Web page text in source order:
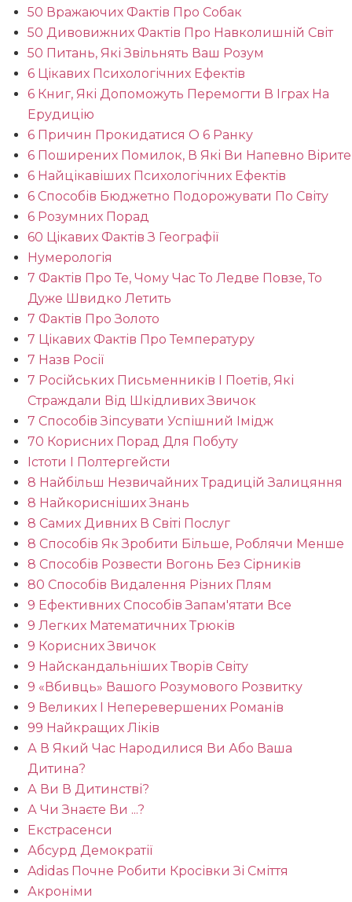
50 Вражаючих Фактів Про Собак
50 Дивовижних Фактів Про Навколишній Світ
50 Питань, Які Звільнять Ваш Розум
6 Цікавих Психологічних Ефектів
6 Книг, Які Допоможуть Перемогти В Іграх На
Ерудицію
6 Причин Прокидатися О 6 Ранку
6 Поширених Помилок, В Які Ви Напевно Вірите
6 Найцікавіших Психологічних Ефектів
6 Способів Бюджетно Подорожувати По Світу
6 Розумних Порад
60 Цікавих Фактів З Географії
Нумерологія
7 Фактів Про Те, Чому Час То Ледве Повзе, То
Дуже Швидко Летить
7 Фактів Про Золото
7 Цікавих Фактів Про Температуру
7 Назв Росії
7 Російських Письменників І Поетів, Які
Страждали Від Шкідливих Звичок
7 Способів Зіпсувати Успішний Імідж
70 Корисних Порад Для Побуту
Істоти І Полтергейсти
8 Найбільш Незвичайних Традицій Залицяння
8 Найкорисніших Знань
8 Самих Дивних В Світі Послуг
8 Способів Як Зробити Більше, Роблячи Менше
8 Способів Розвести Вогонь Без Сірників
80 Способів Видалення Різних Плям
9 Ефективних Способів Запам'ятати Все
9 Легких Математичних Трюків
9 Корисних Звичок
9 Найскандальніших Творів Світу
9 «вбивць» Вашого Розумового Розвитку
9 Великих І Неперевершених Романів
99 Найкращих Ліків
А В Який Час Народилися Ви Або Ваша
Дитина?
А Ви В Дитинстві?
А Чи Знаєте Ви ...?
Екстрасенси
Абсурд Демократії
Adidas Почне Робити Кросівки Зі Сміття
Акроніми